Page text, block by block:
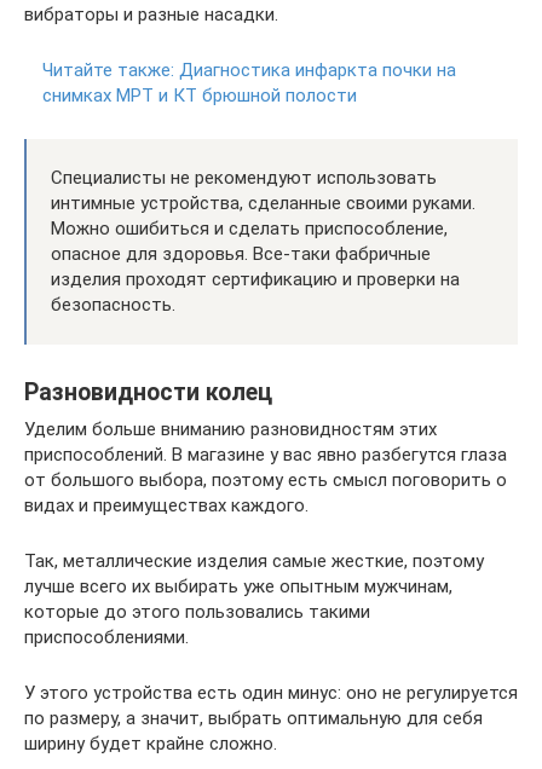
вибраторы и разные насадки.
Читайте также: Диагностика инфаркта почки на
снимках МРТ и КТ брюшной полости
Специалисты не рекомендуют использовать
интимные устройства, сделанные своими руками.
Можно ошибиться и сделать приспособление,
опасное для здоровья. Все-таки фабричные
изделия проходят сертификацию и проверки на
безопасность.
Разновидности колец
Уделим больше вниманию разновидностям этих
приспособлений. В магазине у вас явно разбегутся глаза
от большого выбора, поэтому есть смысл поговорить о
видах и преимуществах каждого.
Так, металлические изделия самые жесткие, поэтому
лучше всего их выбирать уже опытным мужчинам,
которые до этого пользовались такими
приспособлениями.
У этого устройства есть один минус: оно не регулируется
по размеру, а значит, выбрать оптимальную для себя
ширину будет крайне сложно.